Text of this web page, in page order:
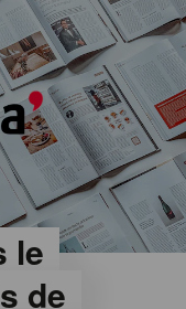
le
de